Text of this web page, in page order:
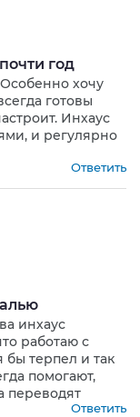
год
Особенно хочу
готовы
Инхаус
и регулярно
Ответить
инхаус
работаю с
бы терпел и так
помогают,
переводят
Ответить